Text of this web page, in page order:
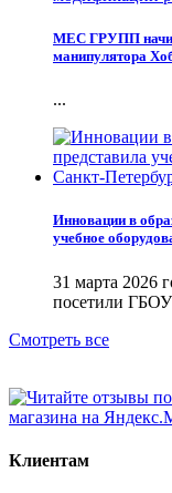
МЕС ГРУПП
манипулятора
...
Инновации в
учебное
31 марта
посетили
Смотреть все
Клиентам